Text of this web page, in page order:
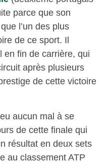
parce que son
l’un des plus
de ce sport. Il
en fin de carrière, qui
après plusieurs
de cette victoire
aucun mal à se
de cette finale qui
résultat en deux sets
au classement ATP